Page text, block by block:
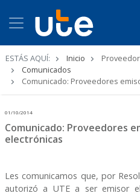
ESTÁS AQUÍ: Inicio
Comunicados
Comunicado: Proveedores
01/10/2014
Comunicado: Proveedores
electrónicas
Les comunicamos que, por
autorizó a UTE a ser emisor